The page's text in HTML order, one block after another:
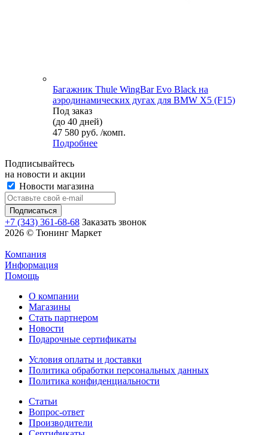
Багажник Thule WingBar Evo Black на
аэродинамических дугах для BMW X5 (F15)
Под заказ
(до 40 дней)
47 580 руб. /комп.
Подробнее
Подписывайтесь
на новости и акции
Новости магазина
+7 (343) 361-68-68 Заказать звонок
2026 © Тюнинг Маркет
Компания
Информация
Помощь
О компании
Магазины
Стать партнером
Новости
Подарочные сертификаты
Условия оплаты и доставки
Политика обработки персональных данных
Политика конфиденциальности
Статьи
Вопрос-ответ
Производители